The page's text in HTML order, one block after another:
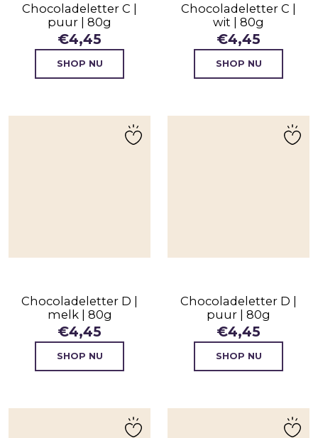
Chocoladeletter C |
puur | 80g
€4,45
SHOP NU
Chocoladeletter C |
wit | 80g
€4,45
SHOP NU
Chocoladeletter D |
melk | 80g
€4,45
SHOP NU
Chocoladeletter D |
puur | 80g
€4,45
SHOP NU